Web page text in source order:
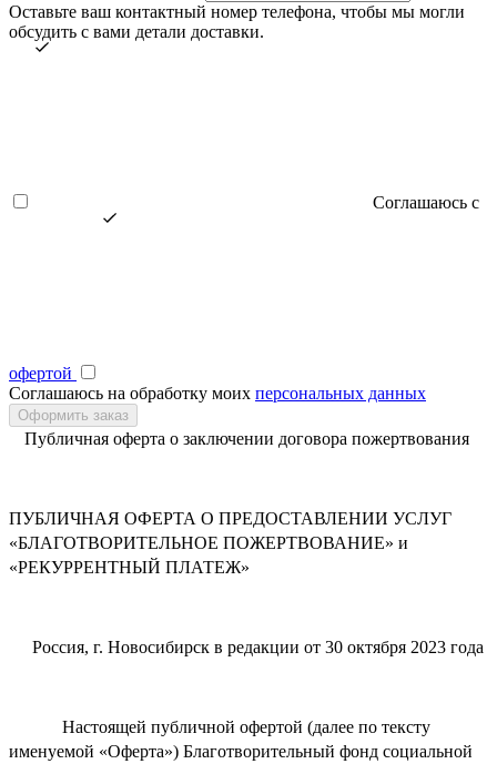
Оставьте ваш контактный номер телефона, чтобы мы могли
обсудить с вами детали доставки.
Соглашаюсь с
офертой
Соглашаюсь на обработку моих персональных данных
Публичная оферта о заключении договора пожертвования
ПУБЛИЧНАЯ ОФЕРТА О ПРЕДОСТАВЛЕНИИ УСЛУГ
«БЛАГОТВОРИТЕЛЬНОЕ ПОЖЕРТВОВАНИЕ» и
«РЕКУРРЕНТНЫЙ ПЛАТЕЖ»
Россия, г. Новосибирск в редакции от 30 октября 2023 года
Настоящей публичной офертой (далее по тексту
именуемой «Оферта») Благотворительный фонд социальной